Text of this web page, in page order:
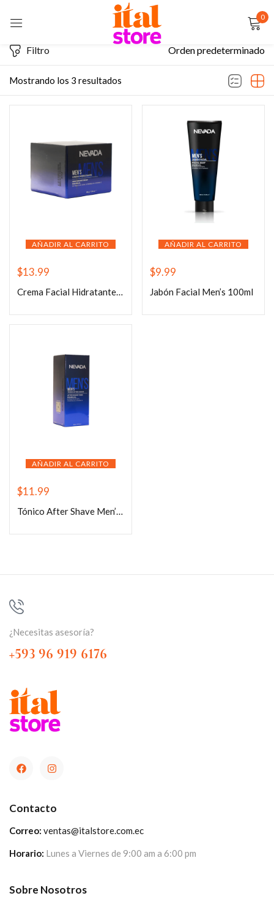
0
Mostrando los 3 resultados
Filtro Orden predeterminado
AÑADIR AL CARRITO
$13.99
Crema Facial Hidratante Nevada Men’s
AÑADIR AL CARRITO
$9.99
Jabón Facial Men’s 100ml
AÑADIR AL CARRITO
$11.99
Tónico After Shave Men’s 150ml
¿Necesitas asesoría?
+593 96 919 6176
Contacto
Correo: ventas@italstore.com.ec
Horario: Lunes a Viernes de 9:00 am a 6:00 pm
Sobre Nosotros
Sign in
Remember me Lost password?
CREATE AN ACCOUNT